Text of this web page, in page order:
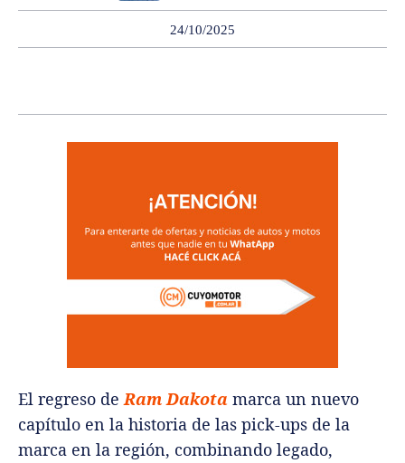
24/10/2025
El regreso deRam Dakota marca un nuevo
capítulo en la historia de las pick-ups de la
marca en la región, combinando legado,